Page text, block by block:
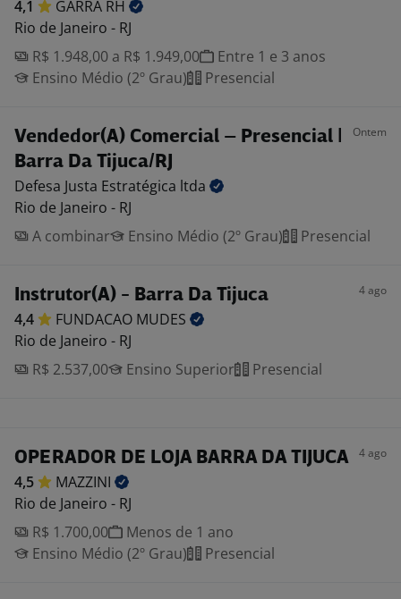
4,1 GARRA RH
Rio de Janeiro - RJ
R$ 1.948,00 a R$ 1.949,00
Entre 1 e 3 anos
Ensino Médio (2º Grau)
Presencial
Vendedor(A) Comercial – Presencial |
Barra Da Tijuca/RJ
Ontem
Defesa Justa Estratégica ltda
Rio de Janeiro - RJ
A combinar
Ensino Médio (2º Grau) Presencial
Instrutor(A) - Barra Da Tijuca 4 ago
4,4 FUNDACAO MUDES
Rio de Janeiro - RJ
R$ 2.537,00
Ensino Superior Presencial
OPERADOR DE LOJA BARRA DA TIJUCA 4 ago
4,5
MAZZINI
Rio de Janeiro - RJ
R$ 1.700,00
Menos de 1 ano
Ensino Médio (2º Grau)
Presencial